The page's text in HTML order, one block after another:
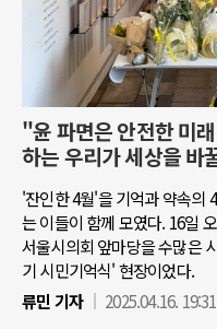
"윤 파면은 안전한 미
하는 우리가 세상을 바
'잔인한 4월'을 기억과 약속의
는 이들이 함께 모였다. 16일
서울시의회 앞마당을 수많은
기 시민기억식' 현장이었다.
류민 기자
2025.04.16. 19:31